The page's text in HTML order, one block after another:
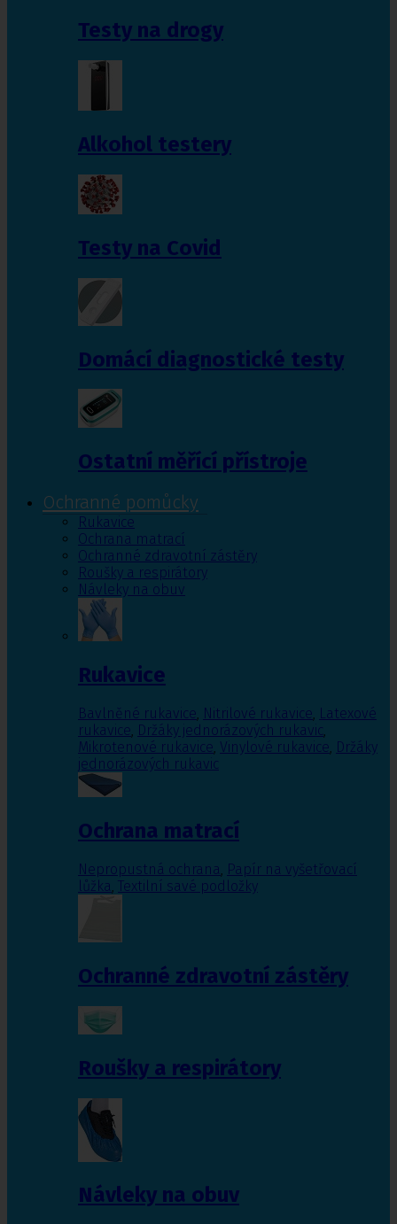
Testy na drogy
Alkohol testery
Testy na Covid
Domácí diagnostické testy
Ostatní měřící přístroje
Ochranné pomůcky
Rukavice
Ochrana matrací
Ochranné zdravotní zástěry
Roušky a respirátory
Návleky na obuv
Rukavice
Bavlněné rukavice, Nitrilové rukavice, Latexové
rukavice, Držáky jednorázových rukavic,
Mikrotenové rukavice, Vinylové rukavice, Držáky
jednorázových rukavic
Ochrana matrací
Nepropustná ochrana, Papír na vyšetřovací
lůžka, Textilní savé podložky
Ochranné zdravotní zástěry
Roušky a respirátory
Návleky na obuv